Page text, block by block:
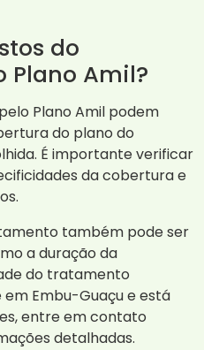
do
Amil?
Plano Amil podem
do plano do
É importante verificar
da cobertura e
também pode ser
a duração da
do tratamento
em Embu-Guaçu e está
entre em contato
detalhadas.